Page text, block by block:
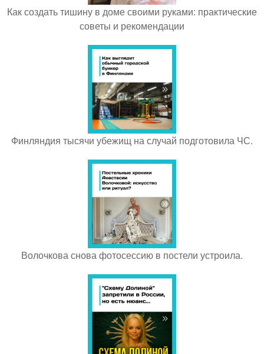
Как создать тишину в доме своими руками: практические
советы и рекомендации
Финляндия тысячи убежищ на случай подготовила ЧС.
Волочкова снова фотосессию в постели устроила.